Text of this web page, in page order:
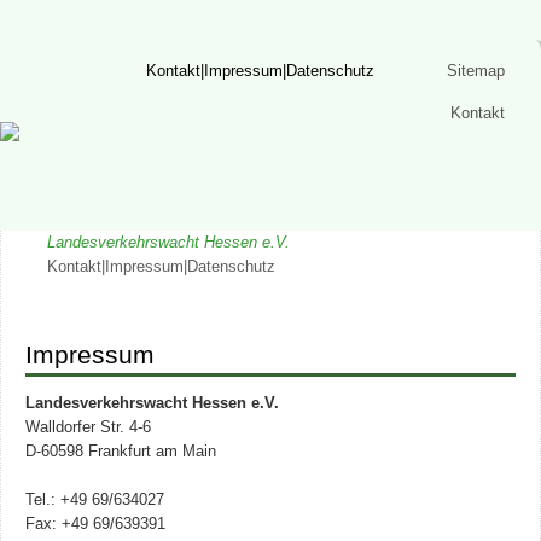
Sitemap
Kontakt|Impressum|Datenschutz
Kontakt
Landesverkehrswacht Hessen e.V.
Kontakt|Impressum|Datenschutz
Impressum
Landesverkehrswacht Hessen e.V.
Walldorfer Str. 4-6
D-60598 Frankfurt am Main
Tel.: +49 69/634027
Fax: +49 69/639391